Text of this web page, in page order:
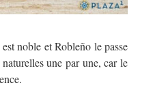
est noble et Robleño le passe
une par une, car le